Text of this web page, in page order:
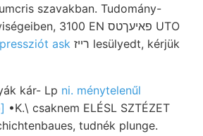
szavakban. Tudomány-
lelőhelye helyiségeiben, 3100 EN פאיעךטס UTO
ask
kár- Lp ni. ménytelenűl
•K.\ csaknem ELÉSL SZTÉZET
tudnék plunge.